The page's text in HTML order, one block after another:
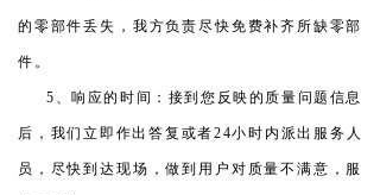
的零部件丢失，我方负责尽快免费补齐所缺零部
件。
5、响应的时间：接到您反映的质量问题信息
后，我们立即作出答复或者24小时内派出服务人
员，尽快到达现场，做到用户对质量不满意，服